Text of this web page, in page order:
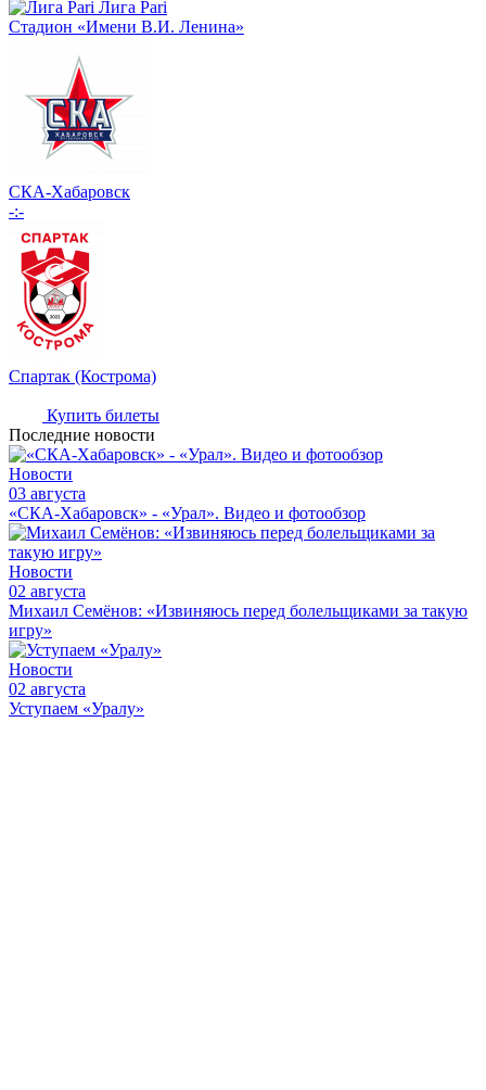
Лига Pari
Стадион «Имени В.И. Ленина»
СКА-Хабаровск
-:-
Спартак (Кострома)
Купить билеты
Последние новости
Новости
03 августа
«СКА-Хабаровск» - «Урал». Видео и фотообзор
Новости
02 августа
Михаил Семёнов: «Извиняюсь перед болельщиками за такую
игру»
Новости
02 августа
Уступаем «Уралу»